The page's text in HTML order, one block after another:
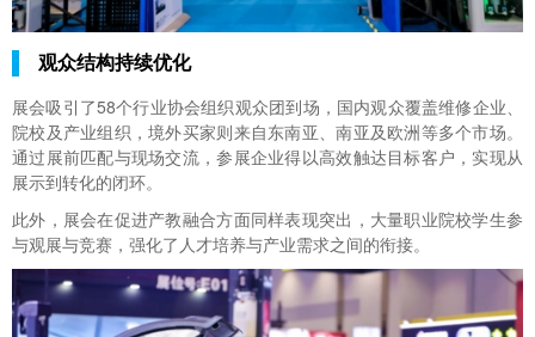
观众结构持续优化
展会吸引了58个行业协会组织观众团到场，国内观众覆盖维修企业、
院校及产业组织，境外买家则来自东南亚、南亚及欧洲等多个市场。
通过展前匹配与现场交流，参展企业得以高效触达目标客户，实现从
展示到转化的闭环。
此外，展会在促进产教融合方面同样表现突出，大量职业院校学生参
与观展与竞赛，强化了人才培养与产业需求之间的衔接。